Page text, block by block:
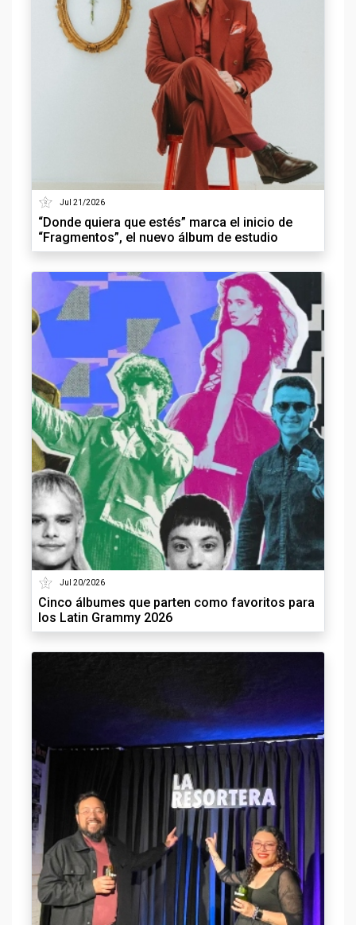
Jul 21/2026
“Donde quiera que estés” marca el inicio de
“Fragmentos”, el nuevo álbum de estudio
Jul 20/2026
Cinco álbumes que parten como favoritos para
los Latin Grammy 2026